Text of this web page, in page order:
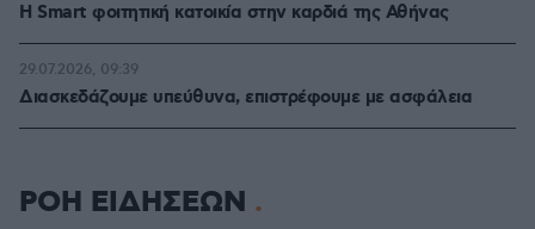
Η Smart φοιτητική κατοικία στην καρδιά της Αθήνας
Διασκεδάζουμε υπεύθυνα, επιστρέφουμε με ασφάλεια
29.07.2026, 09:39
ΡΟΗ ΕΙΔΗΣΕΩΝ